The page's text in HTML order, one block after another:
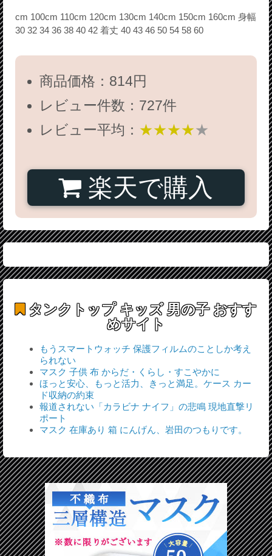
cm 100cm 110cm 120cm 130cm 140cm 150cm 160cm 身幅
30 32 34 36 38 40 42 着丈 40 43 46 50 54 58 60
商品価格：814円
レビュー件数：727件
レビュー平均： ★★★★★
楽天で購入
タンクトップ キッズ 男の子おすす
めサイト
もうスマートウォッチ 保護フィルムのことしか考え
られない
マスク 子供 布 からだ・くらし・すこやかに
ほっと安心、もっと活力、きっと満足。ケース カー
ド収納の約束
報道されない「カラビナ ナイフ」の悲鳴 現地直撃リ
ポート
マスク 在庫あり 箱 にんげん、岩田のつもりです。